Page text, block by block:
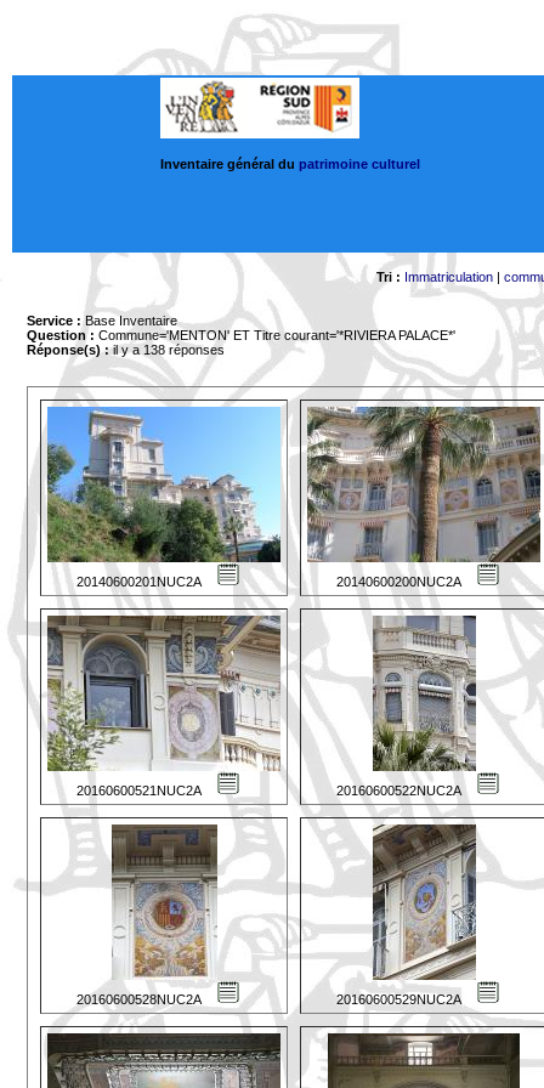
Inventaire général du patrimoine culturel
Tri : Immatriculation|
Service : Base Inventaire
Question : Commune='MENTON' ET Titre courant='*RIVIERA PALACE*'
Réponse(s) :il y a 138 réponses
20140600201NUC2A 20140600200NUC2A
20160600521NUC2A 20160600522NUC2A
20160600528NUC2A 20160600529NUC2A